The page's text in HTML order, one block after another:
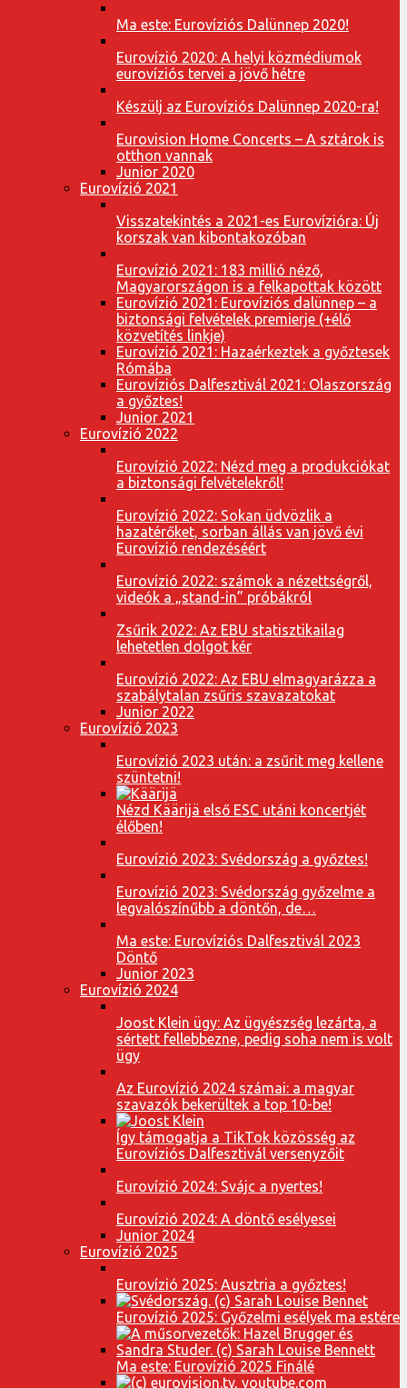
Ma este: Eurovíziós Dalünnep 2020!
Eurovízió 2020: A helyi közmédiumok
eurovíziós tervei a jövő hétre
Készülj az Eurovíziós Dalünnep 2020-ra!
Eurovision Home Concerts – A sztárok is
otthon vannak
Junior 2020
Eurovízió 2021
Visszatekintés a 2021-es Eurovízióra: Új
korszak van kibontakozóban
Eurovízió 2021: 183 millió néző,
Magyarországon is a felkapottak között
Eurovízió 2021: Eurovíziós dalünnep – a
biztonsági felvételek premierje (+élő
közvetítés linkje)
Eurovízió 2021: Hazaérkeztek a győztesek
Rómába
Eurovíziós Dalfesztivál 2021: Olaszország
a győztes!
Junior 2021
Eurovízió 2022
Eurovízió 2022: Nézd meg a produkciókat
a biztonsági felvételekről!
Eurovízió 2022: Sokan üdvözlik a
hazatérőket, sorban állás van jövő évi
Eurovízió rendezéséért
Eurovízió 2022: számok a nézettségről,
videók a „stand-in” próbákról
Zsűrik 2022: Az EBU statisztikailag
lehetetlen dolgot kér
Eurovízió 2022: Az EBU elmagyarázza a
szabálytalan zsűris szavazatokat
Junior 2022
Eurovízió 2023
Eurovízió 2023 után: a zsűrit meg kellene
szüntetni!
Nézd Käärijä első ESC utáni koncertjét
élőben!
Eurovízió 2023: Svédország a győztes!
Eurovízió 2023: Svédország győzelme a
legvalószínűbb a döntőn, de…
Ma este: Eurovíziós Dalfesztivál 2023
Döntő
Junior 2023
Eurovízió 2024
Joost Klein ügy: Az ügyészség lezárta, a
sértett fellebbezne, pedig soha nem is volt
ügy
Az Eurovízió 2024 számai: a magyar
szavazók bekerültek a top 10-be!
Így támogatja a TikTok közösség az
Eurovíziós Dalfesztivál versenyzőit
Eurovízió 2024: Svájc a nyertes!
Eurovízió 2024: A döntő esélyesei
Junior 2024
Eurovízió 2025
Eurovízió 2025: Ausztria a győztes!
Eurovízió 2025: Győzelmi esélyek ma estére
Ma este: Eurovízió 2025 Finálé